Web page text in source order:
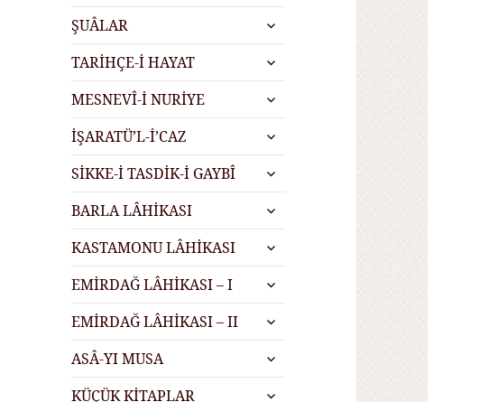
ŞUÂLAR
alt
menüyü
genişlet
TARİHÇE-İ HAYAT
alt
menüyü
genişlet
MESNEVÎ-İ NURİYE
alt
menüyü
genişlet
İŞARATÜ’L-İ’CAZ
alt
menüyü
genişlet
SİKKE-İ TASDİK-İ GAYBÎ
alt
menüyü
genişlet
BARLA LÂHİKASI
alt
menüyü
genişlet
KASTAMONU LÂHİKASI
alt
menüyü
genişlet
EMİRDAĞ LÂHİKASI – I
alt
menüyü
genişlet
EMİRDAĞ LÂHİKASI – II
alt
menüyü
genişlet
ASÂ-YI MUSA
alt
menüyü
genişlet
KÜÇÜK KİTAPLAR
alt